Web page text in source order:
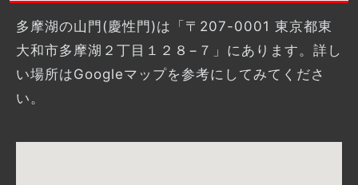
多摩湖の山門(慶性門)は「〒207-0001 東京都東
大和市多摩湖２丁目１２８−７」にあります。詳し
い場所はGoogleマップを参考にしてみてくださ
い。